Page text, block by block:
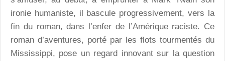
ironie humaniste, il bascule progressivement, vers la
fin du roman, dans l’enfer de l’Amérique raciste. Ce
roman d’aventures, porté par les flots tourmentés du
Mississippi, pose un regard innovant sur la question